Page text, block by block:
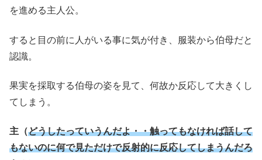
を進める主人公。
すると目の前に人がいる事に気が付き、服装から伯母だと
認識。
果実を採取する伯母の姿を見て、何故か反応して大きくし
てしまう。
主（どうしたっていうんだよ・・触ってもなければ話して
もないのに何で見ただけで反射的に反応してしまうんだろ